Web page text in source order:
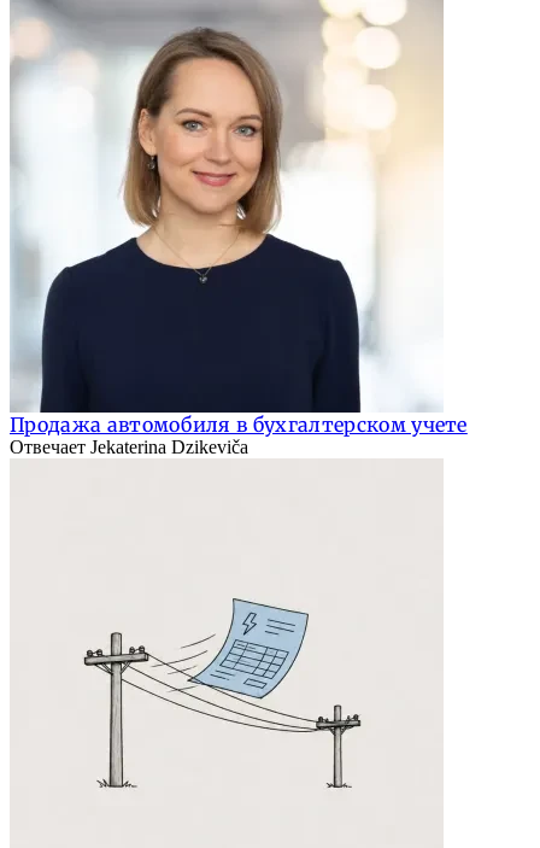
Продажа автомобиля в бухгалтерском учете
Отвечает Jekaterina Dzikeviča